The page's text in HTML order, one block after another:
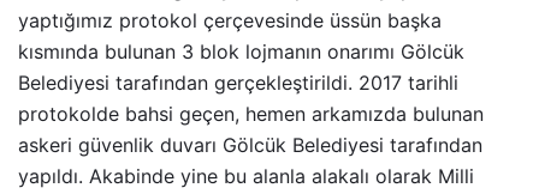
yaptığımız protokol çerçevesinde üssün başka
kısmında bulunan 3 blok lojmanın onarımı Gölcük
Belediyesi tarafından gerçekleştirildi. 2017 tarihli
protokolde bahsi geçen, hemen arkamızda bulunan
askeri güvenlik duvarı Gölcük Belediyesi tarafından
yapıldı. Akabinde yine bu alanla alakalı olarak Milli